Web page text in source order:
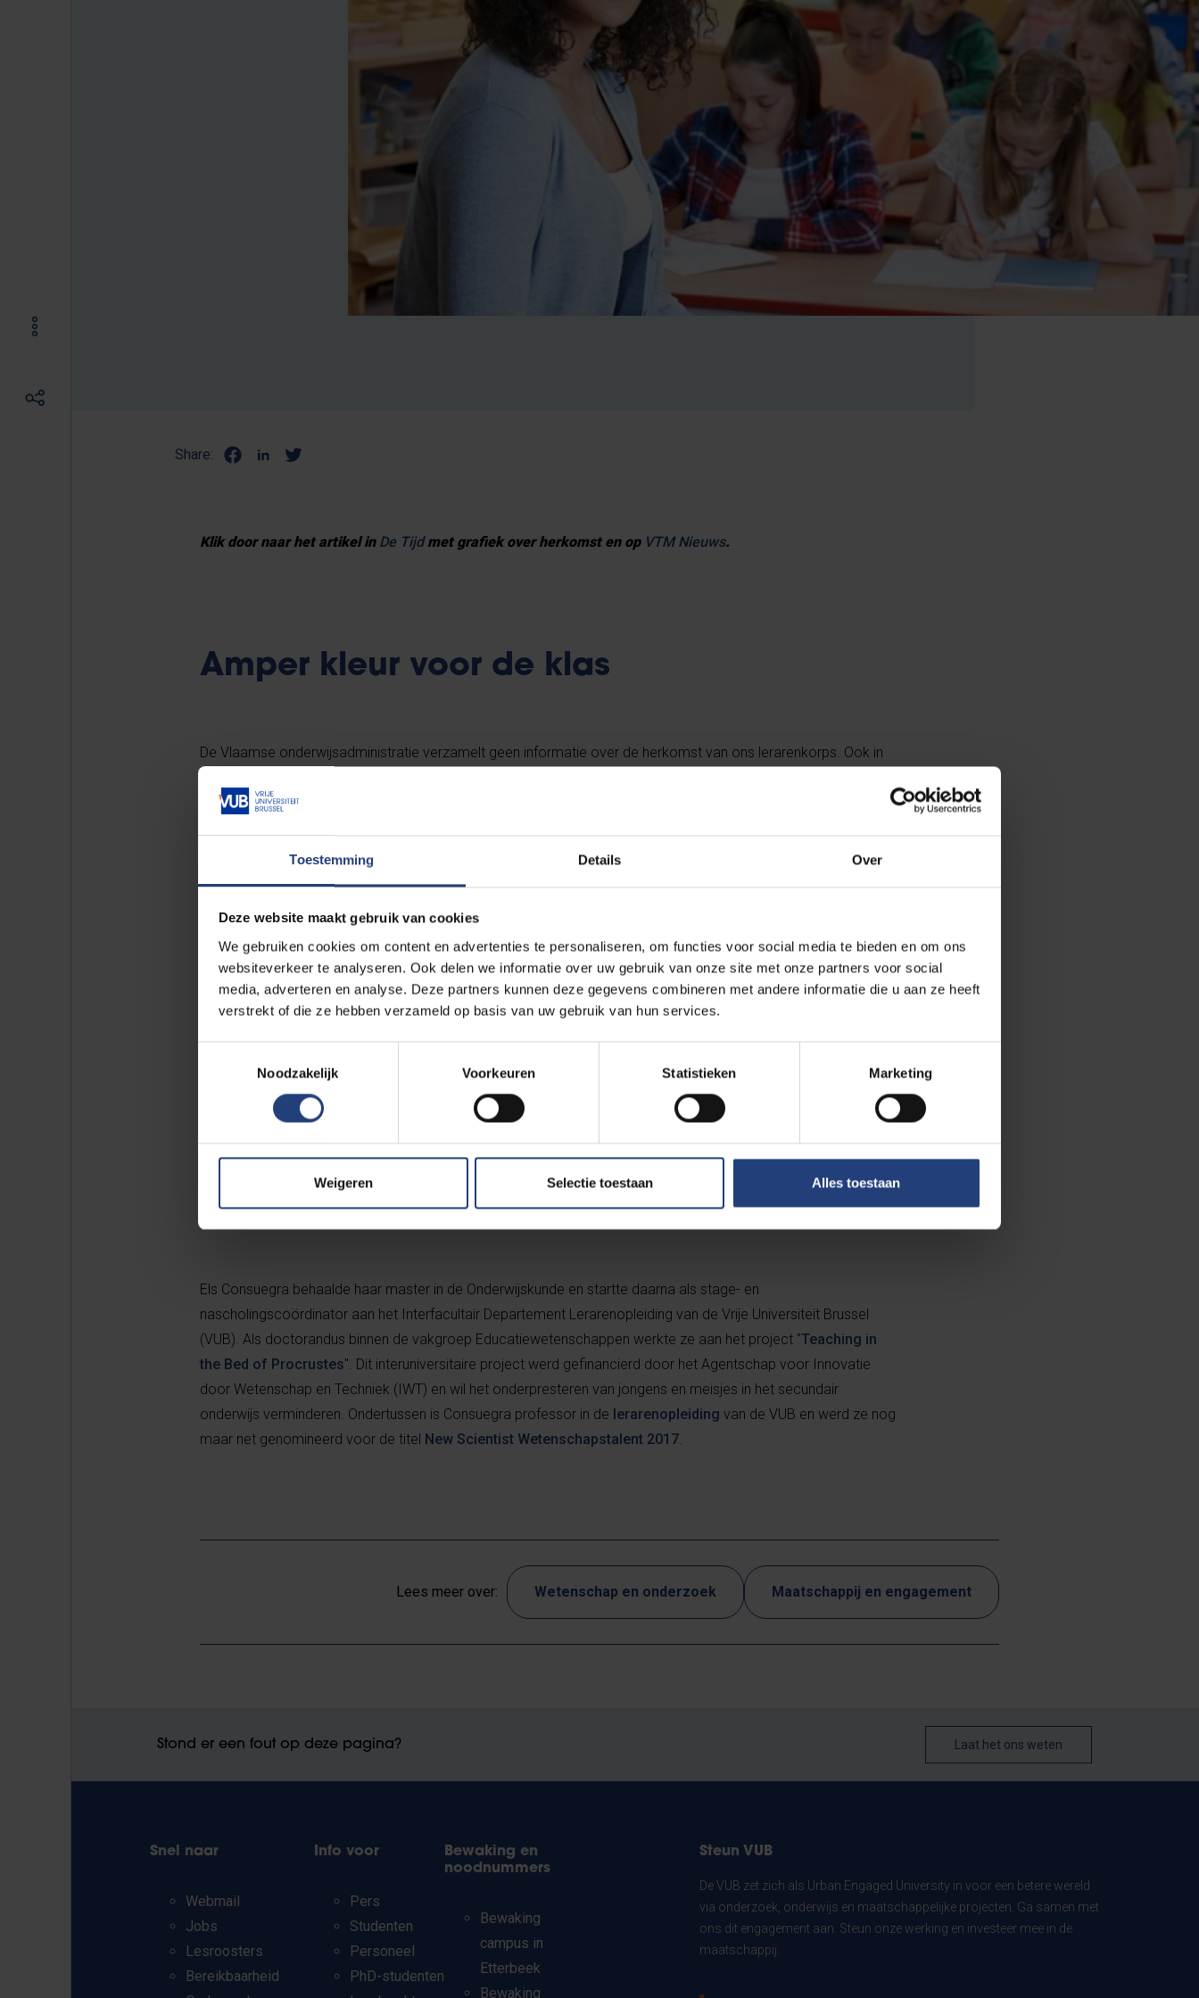
Toestemming Details Over
Deze website maakt gebruik van cookies
We gebruiken cookies om content en advertenties te personaliseren, om functies voor social media te bieden en om ons
websiteverkeer te analyseren. Ook delen we informatie over uw gebruik van onze site met onze partners voor social
media, adverteren en analyse. Deze partners kunnen deze gegevens combineren met andere informatie die u aan ze heeft
verstrekt of die ze hebben verzameld op basis van uw gebruik van hun services.
Noodzakelijk
Voorkeuren Statistieken Marketing
Weigeren Selectie toestaan Alles toestaan
Share:
Klik door naar het artikel inDe Tijdmet grafiek over herkomst en op VTM Nieuws.
Amper kleur voor de klas
De Vlaamse onderwijsadministratie verzamelt geen informatie over de herkomst van ons lerarenkorps. Ook in
Uit dit onderzoek blijkt nu dat amper 5% van de Vlaamse leerkrachten allochtone roots heeft. Bovendien vinden
Frankrijk, Duitsland, Spanje en Italië.
Te weinig rolmodellen
Rolmodellen blijken fundamenteel voor de slaagkansen van onze allochtone leerlingen. En dat is belangrijk, met
het licht op de kloof tussen autochtone en allochtone studenten. En dat is nu voer voor discussie onder onze
Over Els Consuegra
Els Consuegra behaalde haar master in de Onderwijskunde en startte daarna als stage- en
nascholingscoördinator aan het Interfacultair Departement Lerarenopleiding van de Vrije Universiteit Brussel
(VUB). Als doctorandus binnen de vakgroep Educatiewetenschappen werkte ze aan het project "Teaching in
the Bed of Procrustes". Dit interuniversitaire project werd gefinancierd door het Agentschap voor Innovatie
door Wetenschap en Techniek (IWT) en wil het onderpresteren van jongens en meisjes in het secundair
onderwijs verminderen. Ondertussen is Consuegra professor in de lerarenopleiding van de VUB en werd ze nog
maar net genomineerd voor de titel New Scientist Wetenschapstalent 2017
Lees meer over: Wetenschap en onderzoek Maatschappij en engagement
Stond er een fout op deze pagina? Laat het ons weten
Snel naar
Webmail
Jobs
Lesroosters
Bereikbaarheid
Info voor
Pers
Studenten
Personeel
PhD-studenten
Bewaking en
noodnummers
Bewaking
campus in
Etterbeek
Bewaking
Steun VUB
De VUB zet zich als Urban Engaged University in voor een betere wereld
via onderzoek, onderwijs en maatschappelijke projecten. Ga samen met
ons dit engagement aan. Steun onze werking en investeer mee in de
maatschappij.